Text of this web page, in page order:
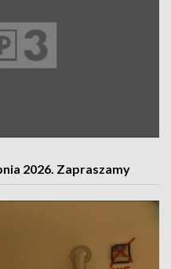
2026. Zapraszamy